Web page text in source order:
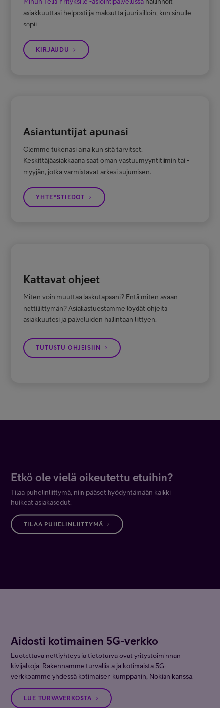
Minun Telia Yrityksille -asiointipalvelussa hallinnoit
asiakkuuttasi helposti ja maksutta juuri silloin, kun sinulle
sopii.
KIRJAUDU
Asiantuntijat apunasi
Olemme tukenasi aina kun sitä tarvitset.
Keskittäjäasiakkaana saat oman vastuumyyntitiimin tai -
myyjän, jotka varmistavat arkesi sujumisen.
YHTEYSTIEDOT
Kattavat ohjeet
Miten voin muuttaa laskutapaani? Entä miten avaan
nettiliittymän? Asiakastuestamme löydät ohjeita
asiakkuutesi ja palveluiden hallintaan liittyen.
TUTUSTU OHJEISIIN
Etkö ole vielä oikeutettu etuihin?
Tilaa puhelinliittymä, niin pääset hyödyntämään kaikki
huikeat asiakasedut.
TILAA PUHELINLIITTYMÄ
Aidosti kotimainen 5G-verkko
Luotettava nettiyhteys ja tietoturva ovat yritystoiminnan
kivijalkoja. Rakennamme turvallista ja kotimaista 5G-
verkkoamme yhdessä kotimaisen kumppanin, Nokian kanssa.
LUE TURVAVERKOSTA